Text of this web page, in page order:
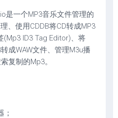
是一个MP3音乐文件管理的
、使用CDDB将CD转成MP3
(Mp3 ID3 Tag Editor)、将
成WAW文件、管理M3u播
复制的Mp3。
；